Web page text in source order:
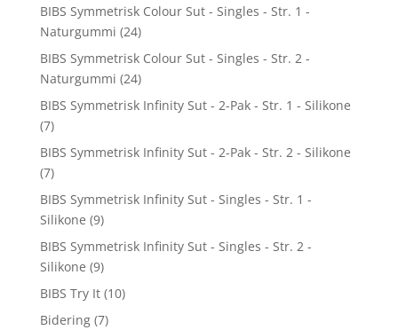
BIBS Symmetrisk Colour Sut - Singles - Str. 1 -
Naturgummi (24)
BIBS Symmetrisk Colour Sut - Singles - Str. 2 -
Naturgummi (24)
BIBS Symmetrisk Infinity Sut - 2-Pak - Str. 1 - Silikone
(7)
BIBS Symmetrisk Infinity Sut - 2-Pak - Str. 2 - Silikone
(7)
BIBS Symmetrisk Infinity Sut - Singles - Str. 1 -
Silikone (9)
BIBS Symmetrisk Infinity Sut - Singles - Str. 2 -
Silikone (9)
BIBS Try It (10)
Bidering (7)